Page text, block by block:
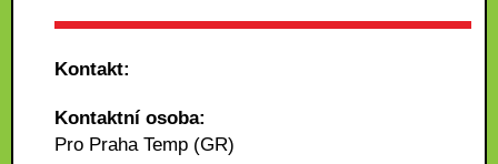
Kontakt:
Kontaktní osoba:
Pro Praha Temp (GR)